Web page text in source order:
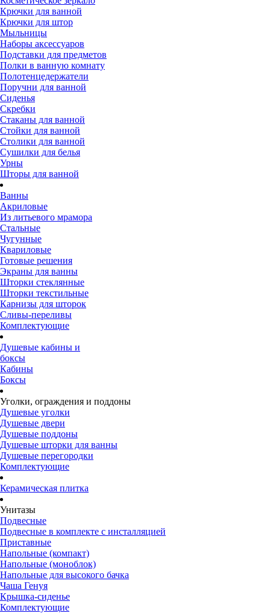
Крючки для ванной
Крючки для штор
Мыльницы
Наборы аксессуаров
Подставки для предметов
Полки в ванную комнату
Полотенцедержатели
Поручни для ванной
Сиденья
Скребки
Стаканы для ванной
Стойки для ванной
Столики для ванной
Сушилки для белья
Урны
Шторы для ванной
Ванны
Акриловые
Из литьевого мрамора
Стальные
Чугунные
Квариловые
Готовые решения
Экраны для ванны
Шторки стеклянные
Шторки текстильные
Карнизы для шторок
Сливы-переливы
Комплектующие
Душевые кабины и
боксы
Кабины
Боксы
Уголки, ограждения и поддоны
Душевые уголки
Душевые двери
Душевые поддоны
Душевые шторки для ванны
Душевые перегородки
Комплектующие
Керамическая плитка
Унитазы
Подвесные
Подвесные в комплекте с инсталляцией
Приставные
Напольные (компакт)
Напольные (моноблок)
Напольные для высокого бачка
Чаша Генуя
Крышка-сиденье
Комплектующие